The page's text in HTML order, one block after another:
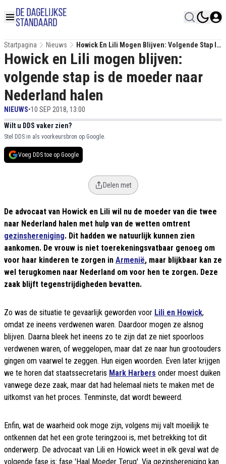
Startpagina Nieuws
Howick En Lili Mogen Blijven: Volgende Stap Is
De Moeder Naar Nederland Halen
Howick en Lili mogen blijven:
volgende stap is de moeder naar
Nederland halen
NIEUWS•10 SEP 2018, 13:00
Wilt u DDS vaker zien?
Stel DDS in als voorkeursbron op Google.
Voeg DDS toe op Google
Delen met
De advocaat van Howick en Lili wil nu de moeder van die twee
naar Nederland halen met hulp van de wetten omtrent
gezinshereniging. Dit hadden we natuurlijk kunnen zien
aankomen. De vrouw is niet toerekeningsvatbaar genoeg om
voor haar kinderen te zorgen in Armenië, maar blijkbaar kan ze
wel terugkomen naar Nederland om voor hen te zorgen. Deze
zaak blijft tegenstrijdigheden bevatten.
Zo was de situatie te gevaarlijk geworden voor Lili en Howick,
omdat ze ineens verdwenen waren. Daardoor mogen ze alsnog
blijven. Daarna bleek het ineens zo te zijn dat ze niet spoorloos
verdwenen waren, of weggelopen, maar dat ze naar hun grootouders
gingen om vaarwel te zeggen. Hun eigen woorden. Even later krijgen
we te horen dat staatssecretaris Mark Harbers onder moest duiken
vanwege deze zaak, maar dat had helemaal niets te maken met de
uitkomst van het proces. Tenminste, dat wordt beweerd.
Enfin, wat de waarheid ook moge zijn, volgens mij valt moeilijk te
ontkennen dat het een grote teringzooi is, met betrekking tot dit
onderwerp. De advocaat van Lili en Howick weet in elk geval wat de
volgende fase is: fase 'Haal Moeder Terug'. Via gezinshereniging kan